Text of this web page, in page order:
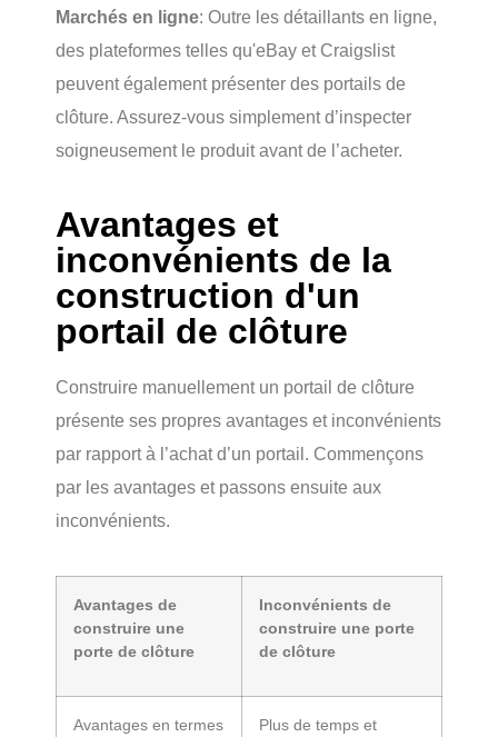
Marchés en ligne: Outre les détaillants en ligne,
des plateformes telles qu'eBay et Craigslist
peuvent également présenter des portails de
clôture. Assurez-vous simplement d’inspecter
soigneusement le produit avant de l’acheter.
Avantages et
inconvénients de la
construction d'un
portail de clôture
Construire manuellement un portail de clôture
présente ses propres avantages et inconvénients
par rapport à l’achat d’un portail. Commençons
par les avantages et passons ensuite aux
inconvénients.
Avantages de
construire une
porte de clôture
Inconvénients de
construire une porte
de clôture
Avantages en termes
Plus de temps et